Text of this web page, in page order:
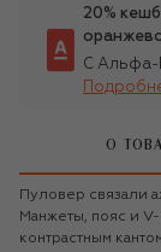
20%
С Альфа-
О
Пуловер связали
Манжеты, пояс и
контрастным